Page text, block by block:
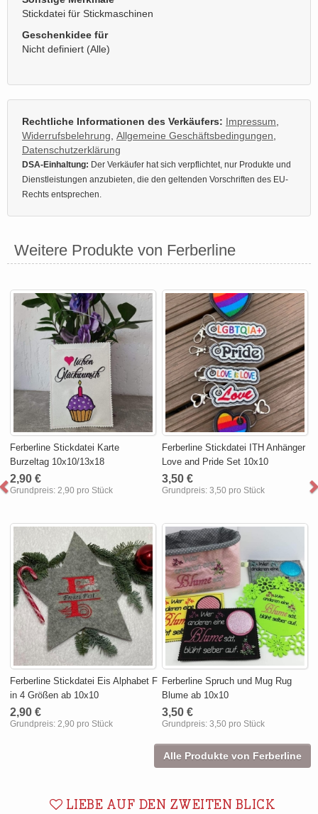
Stickdatei für Stickmaschinen
Geschenkidee für
Nicht definiert (Alle)
Rechtliche Informationen des Verkäufers: Impressum,
Widerrufsbelehrung, Allgemeine Geschäftsbedingungen,
Datenschutzerklärung
DSA-Einhaltung: Der Verkäufer hat sich verpflichtet, nur Produkte und
Dienstleistungen anzubieten, die den geltenden Vorschriften des EU-
Rechts entsprechen.
Weitere Produkte von Ferberline
Ferberline Stickdatei Karte
Burzeltag 10x10/13x18
2,90 €
Grundpreis:2,90 pro Stück
Ferberline Stickdatei ITH Anhänger
Love and Pride Set 10x10
3,50 €
Grundpreis:3,50 pro Stück
Ferberline Stickdatei Eis Alphabet F
in 4 Größen ab 10x10
2,90 €
Grundpreis:2,90 pro Stück
Ferberline Spruch und Mug Rug
Blume ab 10x10
3,50 €
Grundpreis:3,50 pro Stück
Alle Produkte von Ferberline
LIEBE AUF DEN ZWEITEN BLICK